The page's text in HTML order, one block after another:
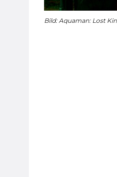
Bild: Aquaman: Lost